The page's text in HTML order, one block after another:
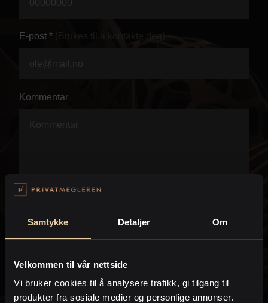
Samtykke Detaljer Om
Velkommen til vår nettside
Vi bruker cookies til å analysere trafikk, gi tilgang til
produkter fra sosiale medier og personlige annonser.
Personvern
E-post *
Kommentar
Jeg anmoder PrivatMegleren om å kontakte meg
på e-post og /eller telefon i form av sms eller
oppringing.